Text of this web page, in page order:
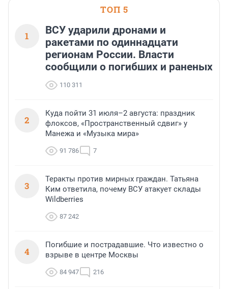
ТОП 5
1
ВСУ ударили дронами и
ракетами по одиннадцати
регионам России. Власти
сообщили о погибших и раненых
110 311
2
Куда пойти 31 июля–2 августа: праздник
флоксов, «Пространственный сдвиг» у
Манежа и «Музыка мира»
91 786 7
3
Теракты против мирных граждан. Татьяна
Ким ответила, почему ВСУ атакует склады
Wildberries
87 242
4
Погибшие и пострадавшие. Что известно о
взрыве в центре Москвы
84 947 216